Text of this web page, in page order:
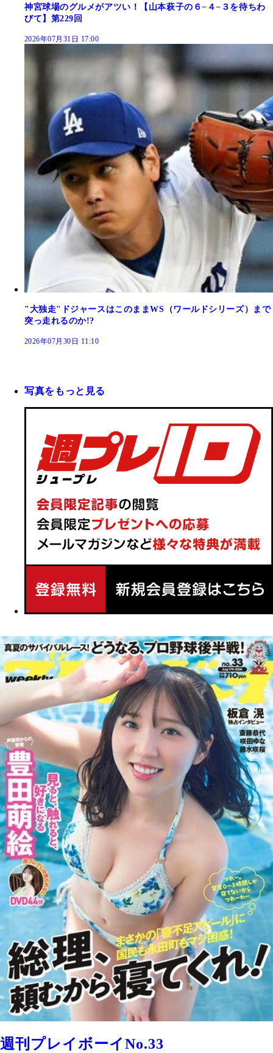
神宮球場のグルメがアツい！【山本萩子の６−４−３を待ちわ
びて】第229回
2026年07月31日 17:00
"大独走"ドジャースはこのままWS（ワールドシリーズ）まで
突っ走れるのか!?
2026年07月30日 11:10
写真をもっと見る
週刊プレイボーイNo.33